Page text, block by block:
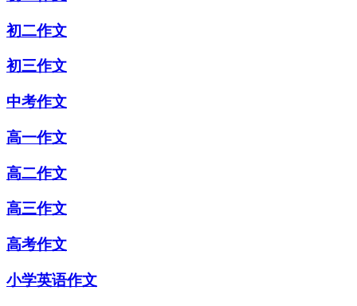
初二作文
初三作文
中考作文
高一作文
高二作文
高三作文
高考作文
小学英语作文